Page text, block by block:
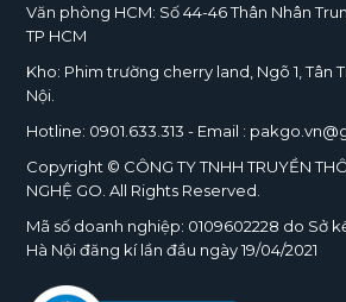
Văn phòng HCM: Số 44-46 Thân Nhân
TP HCM
Kho: Phim trường cherry land, Ngõ 1, Tân
Nội.
Hotline: 0901.633.313 - Email :
Copyright © CÔNG TY TNHH TRUYỀN
NGHỆ GO . All Rights Reserved.
Mã số doanh nghiệp: 0109602228 do Sở
Hà Nội đăng kí lần đầu ngày 19/04/2021